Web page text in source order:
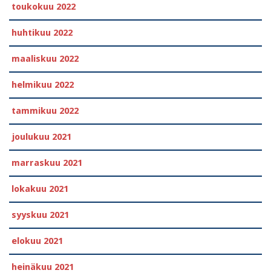
toukokuu 2022
huhtikuu 2022
maaliskuu 2022
helmikuu 2022
tammikuu 2022
joulukuu 2021
marraskuu 2021
lokakuu 2021
syyskuu 2021
elokuu 2021
heinäkuu 2021